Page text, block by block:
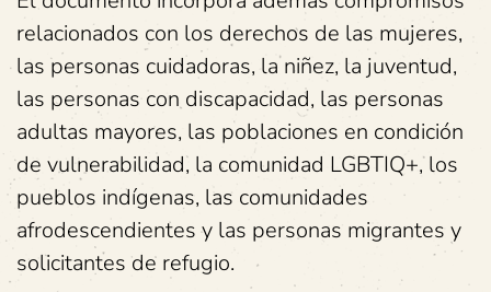
relacionados con los derechos de las mujeres,
las personas cuidadoras, la niñez, la juventud,
las personas con discapacidad, las personas
adultas mayores, las poblaciones en condición
de vulnerabilidad, la comunidad LGBTIQ+, los
pueblos indígenas, las comunidades
afrodescendientes y las personas migrantes y
solicitantes de refugio.